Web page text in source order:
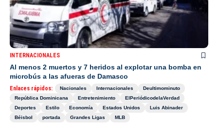
INTERNACIONALES
Al menos 2 muertos y 7 heridos al explotar una bomba en
microbús a las afueras de Damasco
Enlaces rápidos: Nacionales Internacionales
Deultimominuto
República Dominicana
Entretenimiento
ElPeriódicodelaVerdad
Deportes
Estilo Economía Estados Unidos
Luis Abinader
Béisbol
portada Grandes Ligas MLB